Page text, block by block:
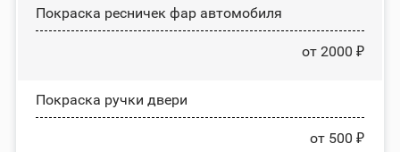
Покраска ресничек фар автомобиля
от 2000 ₽
Покраска ручки двери
от 500 ₽